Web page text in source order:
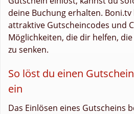
deine Buchung erhalten.
attraktive Gutscheincodes und
Möglichkeiten, die dir helfen,
zu senken.
So löst du einen
ein
Das Einlösen eines Gutscheins